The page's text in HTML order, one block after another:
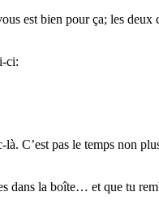
est bien pour ça; les deux
ci:
C’est pas le temps non
dans la boîte… et que tu